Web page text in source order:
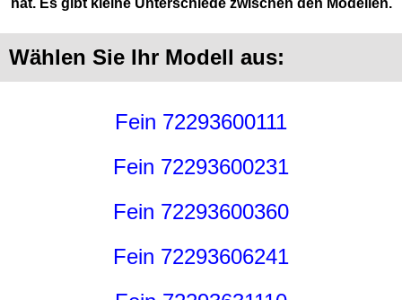
hat. Es gibt kleine Unterschiede zwischen den Modellen.
Wählen Sie Ihr Modell aus:
Fein 72293600111
Fein 72293600231
Fein 72293600360
Fein 72293606241